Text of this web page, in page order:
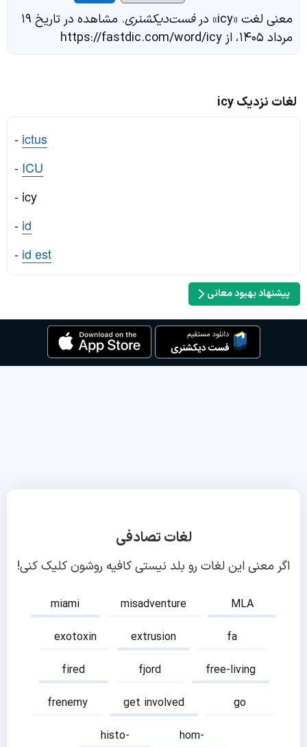
معنی لغت «icy» در فست‌دیکشنری
. مشاهده در تاریخ ۱۹
مرداد ۱۴۰۵، از https://fastdic.com/word/icy
لغات نزدیک icy
- ictus
- ICU
- icy
- id
- id est
پیشنهاد بهبود معانی
لغات تصادفی
اگر معنی این لغات رو بلد نیستی کافیه روشون کلیک کنی!
miami misadventure
MLA
exotoxin
extrusion
fa
fired
fjord
free-living
frenemy
get involved
go
histo-
hom-